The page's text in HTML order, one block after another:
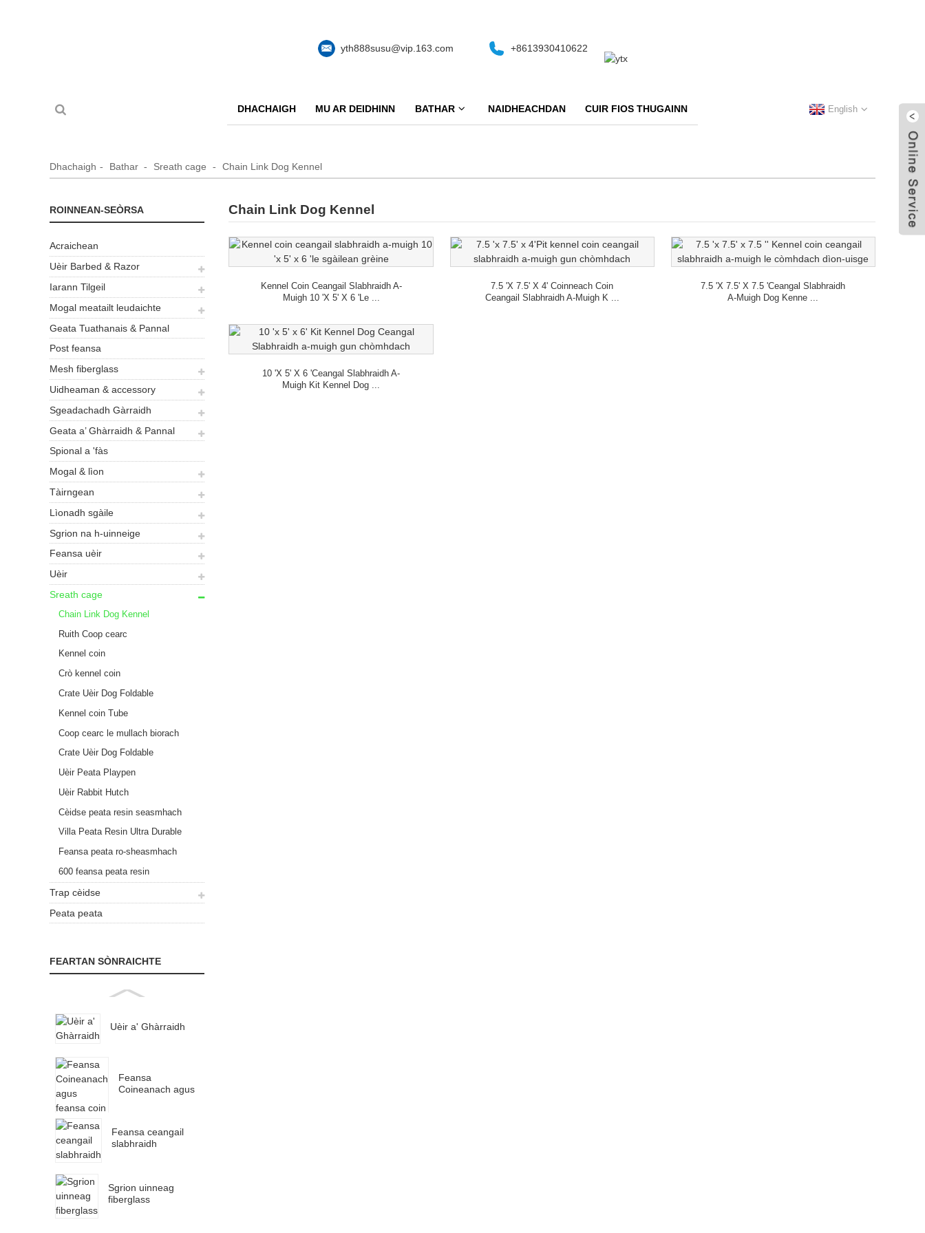
yth888susu@vip.163.com +8613930410622
DHACHAIGH MU AR DEIDHINN BATHAR NAIDHEACHDAN CUIR FIOS THUGAINN English
Dhachaigh Bathar Sreath cage Chain Link Dog Kennel
ROINNEAN-SEÒRSA
Acraichean
Uèir Barbed & Razor
Iarann ​​​​Tilgeil
Mogal meatailt leudaichte
Geata Tuathanais & Pannal
Post feansa
Mesh fiberglass
Uidheaman & accessory
Sgeadachadh Gàrraidh
Geata a’ Ghàrraidh & Pannal
Spional a 'fàs
Mogal & lìon
Tàirngean
Lìonadh sgàile
Sgrion na h-uinneige
Feansa uèir
Uèir
Sreath cage
Chain Link Dog Kennel
Ruith Coop cearc
Kennel coin
Crò kennel coin
Crate Uèir Dog Foldable
Kennel coin Tube
Coop cearc le mullach biorach
Crate Uèir Dog Foldable
Uèir Peata Playpen
Uèir Rabbit Hutch
Cèidse peata resin seasmhach
Villa Peata Resin Ultra Durable
Feansa peata ro-sheasmhach
L700 Ultra Durable
600 feansa peata resin
seasmhach
Trap cèidse
Peata peata
FEARTAN SÒNRAICHTE
Uèir a' Ghàrraidh
Feansa
Coineanach agus
Feansa ceangail
slabhraidh
Sgrion uinneag
fiberglass
Chain Link Dog Kennel
Kennel Coin Ceangail Slabhraidh A-
Muigh 10 'x 5' X 6 'le ...
7.5 'x 7.5' X 4' Coinneach Coin
Ceangail Slabhraidh A-Muigh K ...
7.5 'x 7.5' X 7.5 'Ceangal Slabhraidh
A-Muigh Dog Kenne ...
10 'x 5' X 6 'ceangal Slabhraidh A-
Muigh Kit Kennel Dog ...